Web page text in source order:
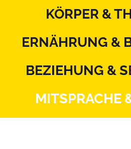
KÖRPER &
ERNÄHRUNG &
BEZIEHUNG &
MITSPRACHE